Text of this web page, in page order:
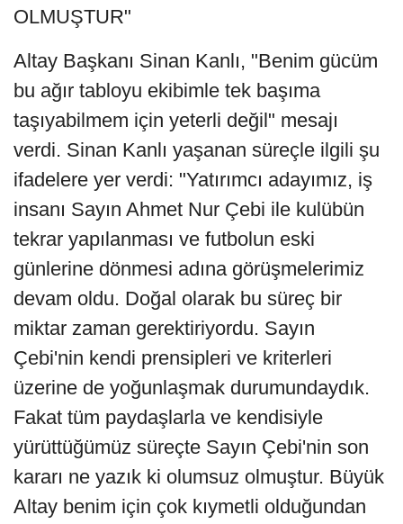
OLMUŞTUR"
Altay Başkanı Sinan Kanlı, "Benim gücüm
bu ağır tabloyu ekibimle tek başıma
taşıyabilmem için yeterli değil" mesajı
verdi. Sinan Kanlı yaşanan süreçle ilgili şu
ifadelere yer verdi: "Yatırımcı adayımız, iş
insanı Sayın Ahmet Nur Çebi ile kulübün
tekrar yapılanması ve futbolun eski
günlerine dönmesi adına görüşmelerimiz
devam oldu. Doğal olarak bu süreç bir
miktar zaman gerektiriyordu. Sayın
Çebi'nin kendi prensipleri ve kriterleri
üzerine de yoğunlaşmak durumundaydık.
Fakat tüm paydaşlarla ve kendisiyle
yürüttüğümüz süreçte Sayın Çebi'nin son
kararı ne yazık ki olumsuz olmuştur. Büyük
Altay benim için çok kıymetli olduğundan